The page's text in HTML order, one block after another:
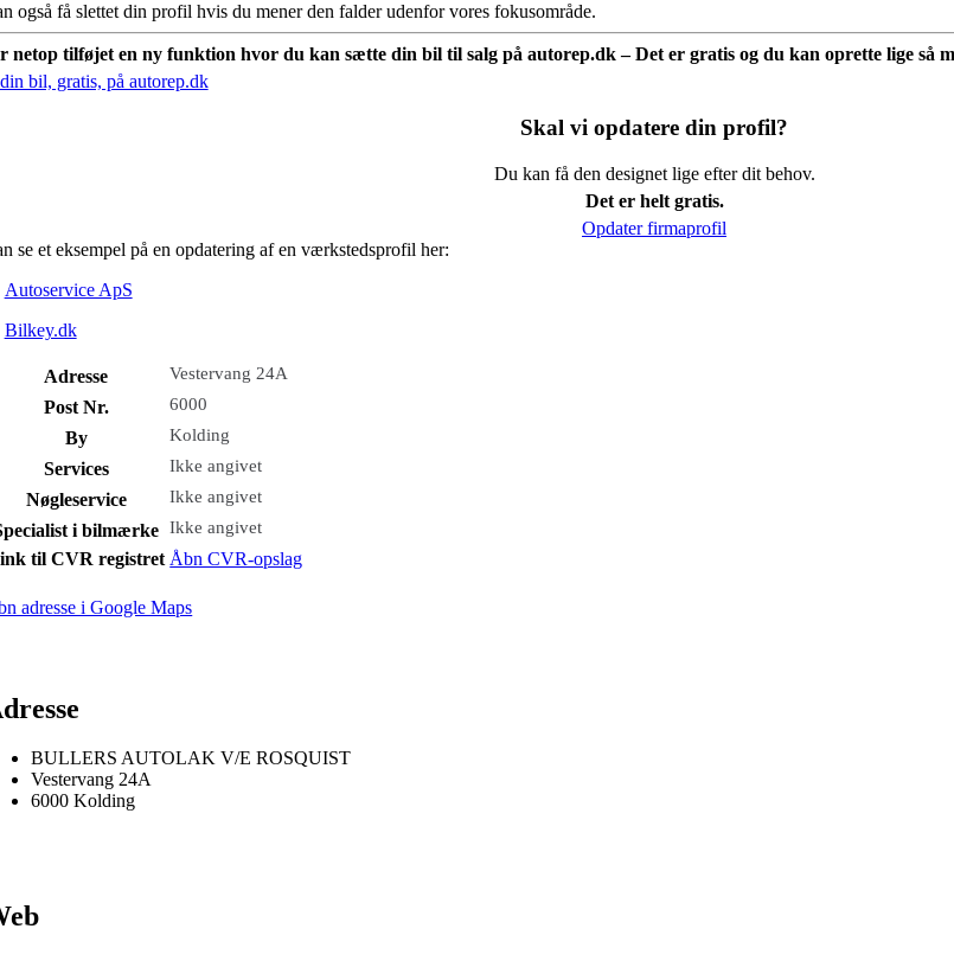
også få slettet din profil hvis du mener den falder udenfor vores fokusområde.
netop tilføjet en ny funktion hvor du kan sætte din bil til salg på autorep.dk – Det er gratis og du kan oprette lige så
bil, gratis, på autorep.dk
Skal vi opdatere din profil?
Du kan få den designet lige efter dit behov.
Det er helt gratis.
Opdater firmaprofil
se et eksempel på en opdatering af en værkstedsprofil her:
Autoservice ApS
Bilkey.dk
Adresse Vestervang 24A
Post Nr. 6000
By Kolding
Services Ikke angivet
Nøgleservice Ikke angivet
i bilmærke Ikke angivet
til CVR registret Åbn CVR-opslag
adresse i Google Maps
BULLERS AUTOLAK V/E ROSQUIST
Vestervang 24A
6000 Kolding